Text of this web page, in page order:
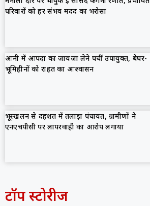
परिवारों को हर संभव मदद का भरोसा
आनी में आपदा का जायजा लेने पहुंचीं उपायुक्त, बेघर-
भूमिहीनों को राहत का आश्वासन
भूस्खलन से दहशत में तलाड़ा पंचायत, ग्रामीणों ने
एनएचपीसी पर लापरवाही का आरोप लगाया
टॉप स्टोरीज